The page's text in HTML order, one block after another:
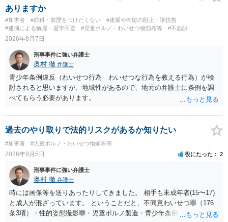
ありますか
#加害者 #前科・前歴をつけたくない
#逮捕や勾留の阻止・準抗告
#逮捕による解雇・退学回避
#児童ポルノ・わいせつ物頒布等 #不起訴
2026年8月7日
刑事事件に強い弁護士
奥村 徹 弁護士
青少年条例違反（わいせつ行為 わいせつな行為を教える行為）が検
討されると思いますが、地域性があるので、地元の弁護士に条例を調
べてもらう必要があります。
過去のやり取りで法的リスクがあるか知りたい
#加害者 #児童ポルノ・わいせつ物頒布等
2026年8月5日 役にたった 2
刑事事件に強い弁護士
奥村 徹 弁護士
時には画像等を送りあったりしてきました。 相手も未成年者(15〜17)
と成人が混ざっています。 ということだと、不同意わいせつ罪（176
条3項）・性的姿態撮影罪・児童ポルノ製造・青少年条例違反（わいせ